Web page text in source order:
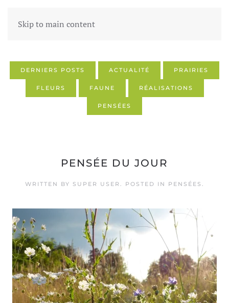
Skip to main content
DERNIERS POSTS ACTUALITÉ PRAIRIES
FLEURS FAUNE RÉALISATIONS
PENSÉES
PENSÉE DU JOUR
WRITTEN BY SUPER USER. POSTED IN PENSÉES .